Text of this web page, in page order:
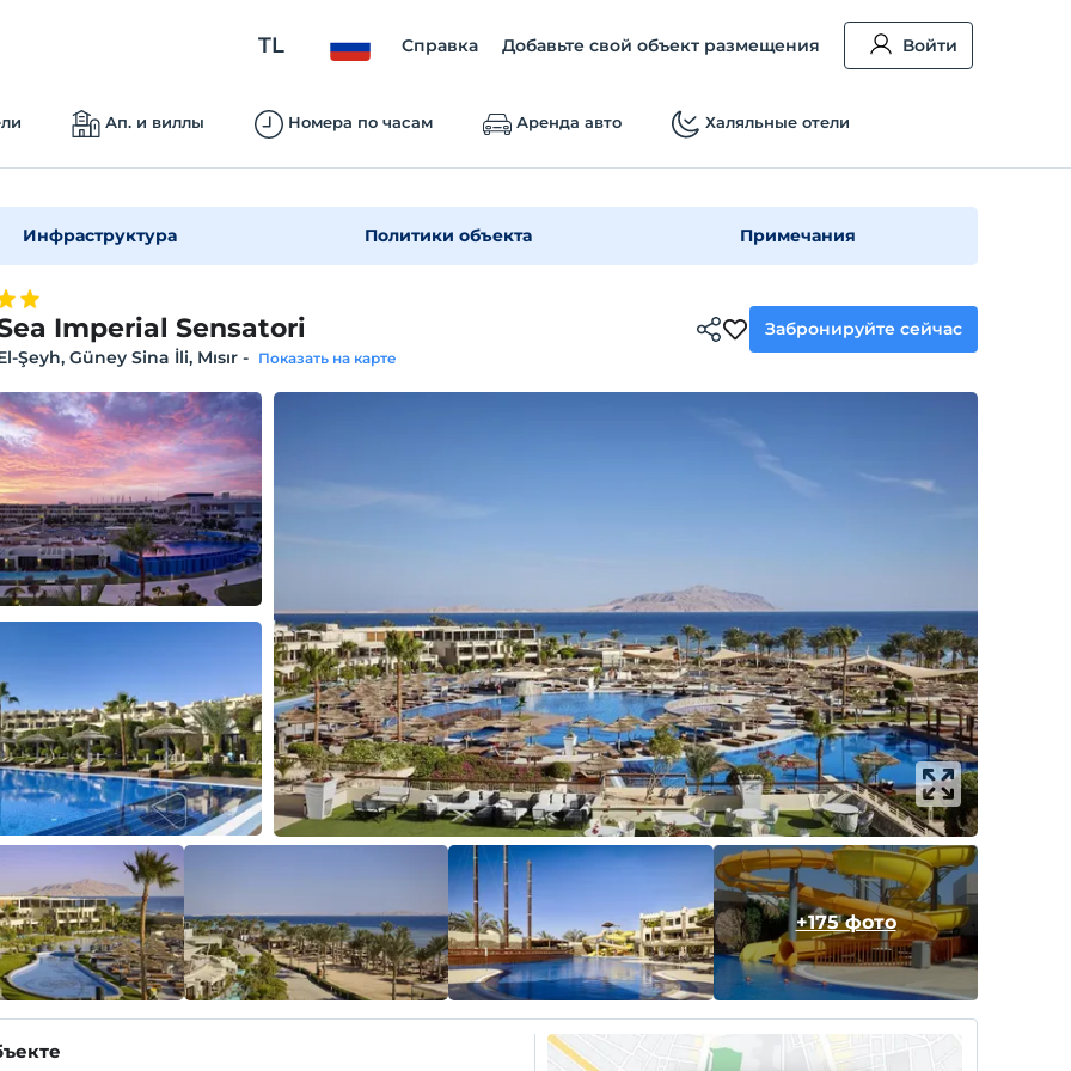
TL Справка Добавьте свой объект размещения Войти
Ап. и виллы Номера по часам Аренда авто Халяльные отели
Инфраструктура Политики объекта Примечания
Imperial Sensatori
Şeyh, Güney Sina İli, Mısır - Показать на карте
Забронируйте сейчас
+175 фото